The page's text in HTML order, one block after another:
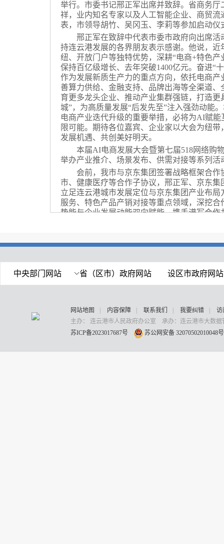
举行。市委书记邢正军出席并致辞。省商务
祥，业内知名专家以及人工智能企业、商贸
表，市领导胡竹、吴冈玉、李莉等参加启动仪
邢正军在致辞中代表市委市政府向出席
持连云港发展的各界朋友表示感谢。他说，
纽、开放门户等独特优势，深耕“电商+特色
保持百亿级增长、去年突破1400亿元。奋进“
作为发展新质生产力的重点方向，依托电商
善算力供给、金融支持、品牌出海等全渠道
育更多龙头企业、推动产业集群强链，打造
城”，为高质量发展“后发先至”注入强劲动能
电商产业迭代升级的重要举措，必将为AI赋
限可能。期待各位嘉宾、企业家以大会为纽
发展机遇、共创美好明天。
本届AI电商发展大会暨第七届518网络购
举办产业推介、场景发布、供需对接等系列活
会前，我市与京东集团签署战略框架合
市、健康医疗等合作子协议，邢正军、京东
立足连云港城市发展定位与京东集团产业布
服务、特色产品产销对接等重点领域，深挖
势能与企业发展动能双向赋能，携手谱写合
中央部门网站 省（区市）政府网站 设区市政府网站
网站地图 内容保障 联系我们 我要纠错
访
主办： 连云港市人民政府办公室 承办：连云港市大数
苏ICP备2023017687号
苏公网安备 32070502010048